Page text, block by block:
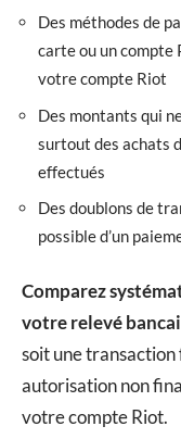
Des méthodes de
carte ou un compte
votre compte Riot
Des montants qui
surtout des achats
effectués
Des doublons de
possible d’un
Comparez
votre relevé
soit une
autorisation non
votre compte Riot.